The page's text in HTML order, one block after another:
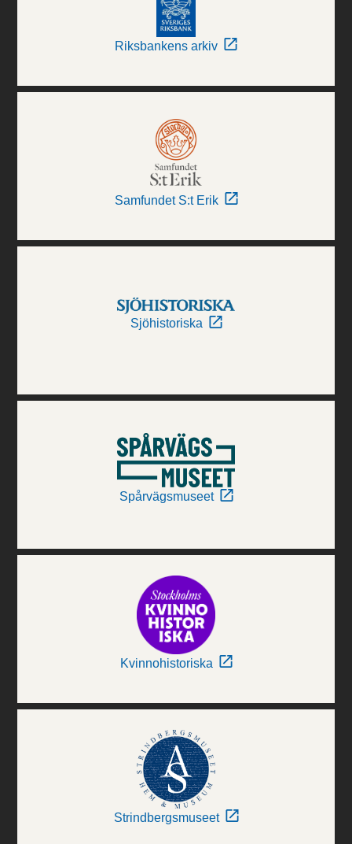
Riksbankens arkiv
Samfundet S:t Erik
Sjöhistoriska
Spårvägsmuseet
Kvinnohistoriska
Strindbergsmuseet